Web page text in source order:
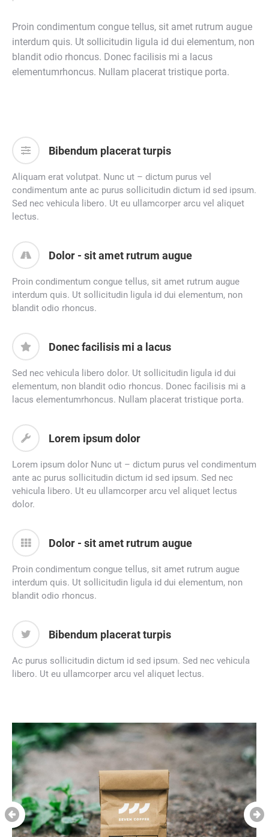
Proin condimentum congue tellus, sit amet rutrum augue
interdum quis. Ut sollicitudin ligula id dui elementum, non
blandit odio rhoncus. Donec facilisis mi a lacus
elementumrhoncus. Nullam placerat tristique porta.
Bibendum placerat turpis
Aliquam erat volutpat. Nunc ut – dictum purus vel
condimentum ante ac purus sollicitudin dictum id sed ipsum.
Sed nec vehicula libero. Ut eu ullamcorper arcu vel aliquet
lectus.
Dolor - sit amet rutrum augue
Proin condimentum congue tellus, sit amet rutrum augue
interdum quis. Ut sollicitudin ligula id dui elementum, non
blandit odio rhoncus.
Donec facilisis mi a lacus
Sed nec vehicula libero dolor. Ut sollicitudin ligula id dui
elementum, non blandit odio rhoncus. Donec facilisis mi a
lacus elementumrhoncus. Nullam placerat tristique porta.
Lorem ipsum dolor
Lorem ipsum dolor Nunc ut – dictum purus vel condimentum
ante ac purus sollicitudin dictum id sed ipsum. Sed nec
vehicula libero. Ut eu ullamcorper arcu vel aliquet lectus
dolor.
Dolor - sit amet rutrum augue
Proin condimentum congue tellus, sit amet rutrum augue
interdum quis. Ut sollicitudin ligula id dui elementum, non
blandit odio rhoncus.
Bibendum placerat turpis
Ac purus sollicitudin dictum id sed ipsum. Sed nec vehicula
libero. Ut eu ullamcorper arcu vel aliquet lectus.